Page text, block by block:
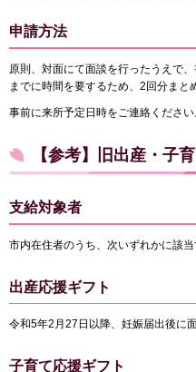
申請方法
原則、対面にて面談を行ったうえで
までに時間を要するため、2回分まと
事前に来所予定日時をご連絡ください
【参考】旧出産・子
支給対象者
市内在住者のうち、次いずれかに該当
出産応援ギフト
令和5年2月27日以降、妊娠届出後に
子育て応援ギフト